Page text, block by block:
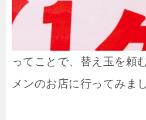
ってことで、替え玉を頼
メンのお店に行ってみま